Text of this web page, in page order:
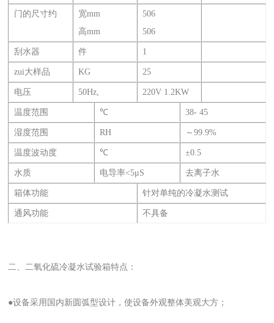
门的尺寸约
宽mm
高mm
506
506
刮水器 件 1
zui大样品 KG 25
电压 50Hz, 220V 1.2KW
温度范围 ℃ 38- 45
湿度范围 RH ～99.9%
温度波动度 ℃ ±0.5
水质 电导率<5μS 去离子水
箱体功能 针对单纯的冷凝水测试
通风功能 不具备
二、二氧化硫冷凝水试验箱特点：
●设备采用国内新圆弧型设计，使设备外观整体美观大方；